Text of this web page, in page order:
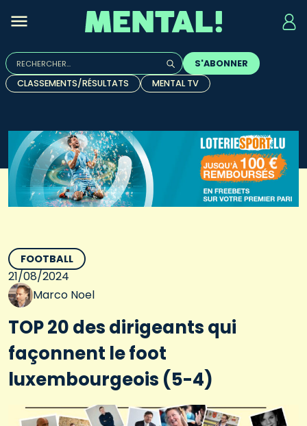
Rechercher :
Quand les résultats de l'auto-complétion sont
S'ABONNER
CLASSEMENTS/RÉSULTATS
MENTAL TV
FOOTBALL
21/08/2024
Marco Noel
TOP 20 des dirigeants qui
façonnent le foot
luxembourgeois (5-4)